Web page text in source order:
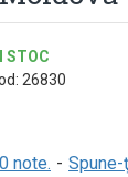
note. -
STOC
26830